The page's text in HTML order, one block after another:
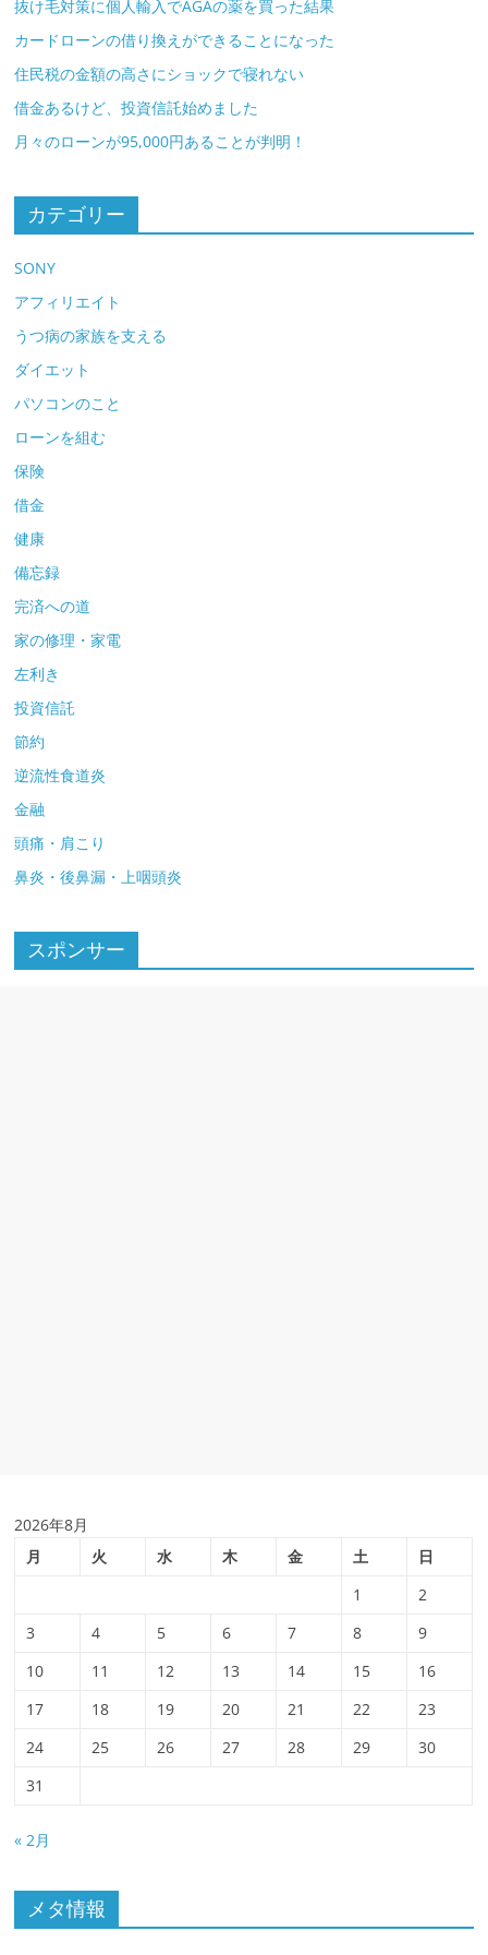
抜け毛対策に個人輸入でAGAの薬を買った結果
カードローンの借り換えができることになった
住民税の金額の高さにショックで寝れない
借金あるけど、投資信託始めました
月々のローンが95,000円あることが判明！
カテゴリー
SONY
アフィリエイト
うつ病の家族を支える
ダイエット
パソコンのこと
ローンを組む
保険
借金
健康
備忘録
完済への道
家の修理・家電
左利き
投資信託
節約
逆流性食道炎
金融
頭痛・肩こり
鼻炎・後鼻漏・上咽頭炎
スポンサー
2026年8月
月
火 水 木 金 土
日
1
2
3
4 5 6 7 8
9
10
11 12 13 14 15
16
17
18 19 20 21 22
23
24
25 26 27 28 29
30
31
« 2月
メタ情報